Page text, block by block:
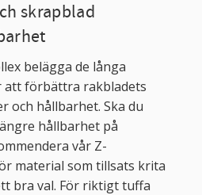
skrapblad
belägga de långa
förbättra rakbladets
och hållbarhet. Ska du
hållbarhet på
vår Z-
material som tillsats krita
bra val. För riktigt tuffa